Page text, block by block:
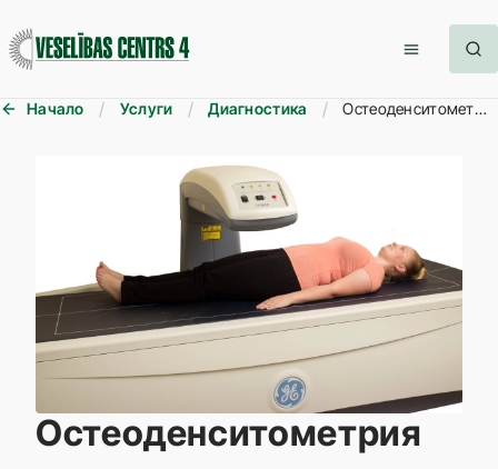
Начало Услуги Диагностика Остеоденситометрия
Остеоденситометрия